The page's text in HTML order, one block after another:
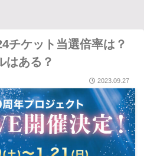
チケット当選倍率は？
はある？
2023.09.27